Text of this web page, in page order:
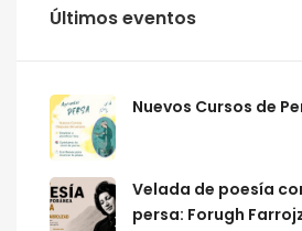
Últimos eventos
Nuevos Cursos de
Velada de poesía
persa: Forugh